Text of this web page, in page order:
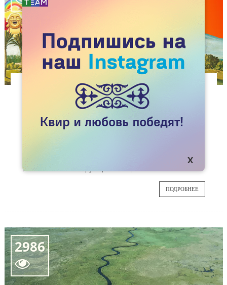
СМЕХ СКВОЗЬ СТИГМУ
22
Казахстанские власти, чиновники и полиция
чтобы в основе политической карикатуры
лежали стигматизирующие их стереотипы?
ПОДРОБНЕЕ
2986
